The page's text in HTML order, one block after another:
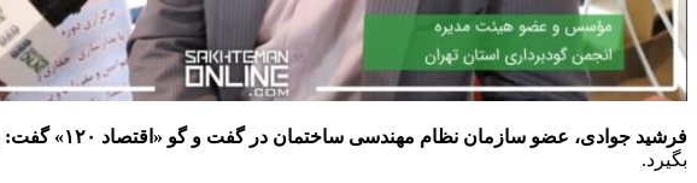
فرشید جوادی، عضو سازمان نظام مهندسی ساختمان در گفت و گو «اقتصاد ۱۲۰» گفت:
بگیرد.